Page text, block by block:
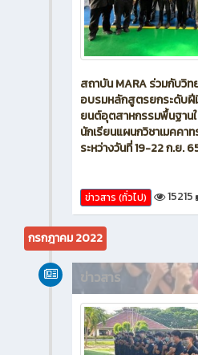
สถาบัน MARA ร่วมกับวิ
อบรมหลักสูตรยกระดับฝี
ยนต์อุตสาหกรรมพื้นฐาน
นักเรียนแผนกวิชาเมคคา
ระหว่างวันที่ 19-22 ก.ย.
ข่าวสาร (ทั่วไป) 15215
กรกฎาคม 2022
ข่าวสาร